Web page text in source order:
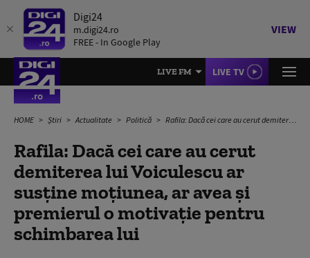
Digi24
m.digi24.ro
FREE - In Google Play
VIEW
LIVE FM LIVE TV
HOME Știri Actualitate Politică Rafila: Dacă cei care au cerut demiterea lui Voiculescu ar susține moțiunea, ar avea și premierul o motivație pentru schimbarea lui
Rafila: Dacă cei care au cerut
demiterea lui Voiculescu ar
susține moțiunea, ar avea și
premierul o motivație pentru
schimbarea lui